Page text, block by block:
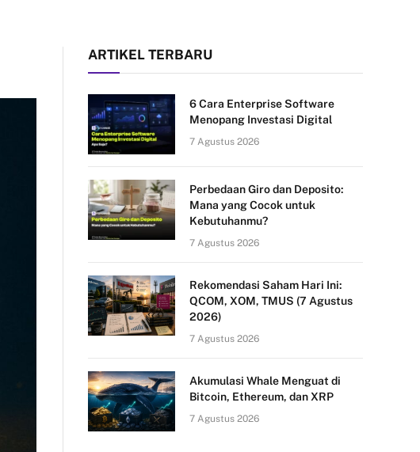
ARTIKEL TERBARU
6 Cara Enterprise Software
Menopang Investasi Digital
7 Agustus 2026
Perbedaan Giro dan Deposito:
Mana yang Cocok untuk
Kebutuhanmu?
7 Agustus 2026
Rekomendasi Saham Hari Ini:
QCOM, XOM, TMUS (7 Agustus
2026)
7 Agustus 2026
Akumulasi Whale Menguat di
Bitcoin, Ethereum, dan XRP
7 Agustus 2026